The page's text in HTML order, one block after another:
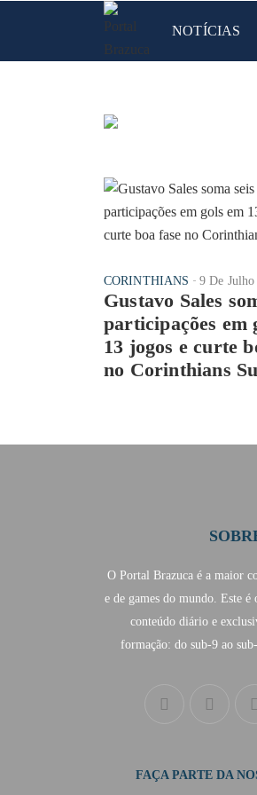
NOTÍCIAS
CORINTHIANS 9 De
Gustavo Sales
participações em
13 jogos e curte
no Corinthians
O Portal Brazuca é a maior
e de games do mundo. Este
conteúdo diário e
formação: do sub-9 ao
FAÇA PARTE DA